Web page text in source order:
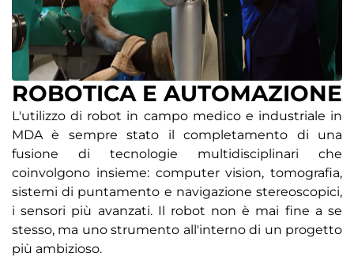
ROBOTICA E AUTOMAZIONE
L'utilizzo di robot in campo medico e industriale in
MDA è sempre stato il completamento di una
fusione di tecnologie multidisciplinari che
coinvolgono insieme: computer vision, tomografia,
sistemi di puntamento e navigazione stereoscopici,
i sensori più avanzati. Il robot non è mai fine a se
stesso, ma uno strumento all'interno di un progetto
più ambizioso.